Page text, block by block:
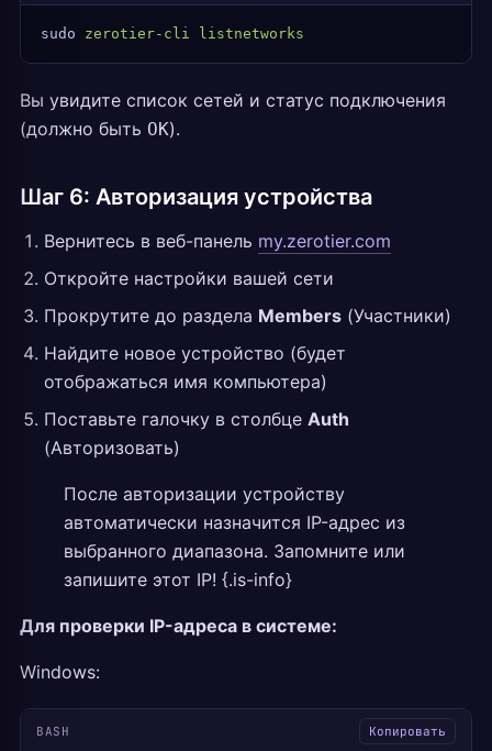
sudo zerotier-cli listnetworks
Вы увидите список сетей и статус подключения
(должно быть OK).
Шаг 6: Авторизация устройства
Вернитесь в веб-панель my.zerotier.com
Откройте настройки вашей сети
Прокрутите до раздела Members (Участники)
Найдите новое устройство (будет
отображаться имя компьютера)
Поставьте галочку в столбце Auth
(Авторизовать)
После авторизации устройству
автоматически назначится IP-адрес из
выбранного диапазона. Запомните или
запишите этот IP! {.is-info}
Для проверки IP-адреса в системе:
Windows:
BASH Копировать